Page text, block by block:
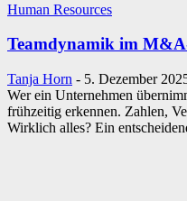
Human Resources
Teamdynamik im
Tanja Horn - 5. Dezember
Wer ein Unternehmen
frühzeitig erkennen. Zahlen,
Wirklich alles? Ein